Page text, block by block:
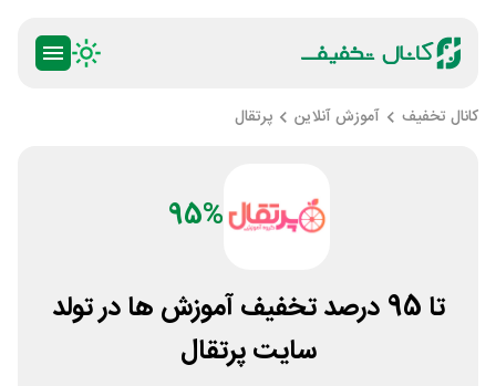
کانال تخفیف آموزش آنلاین پرتقال
95%
تا 95 درصد تخفیف آموزش ها در تولد
سایت پرتقال